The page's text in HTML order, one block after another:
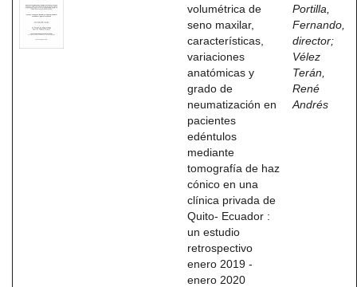
volumétrica de
seno maxilar,
características,
variaciones
anatómicas y
grado de
neumatización en
pacientes
edéntulos
mediante
tomografía de haz
cónico en una
clínica privada de
Quito- Ecuador :
un estudio
retrospectivo
enero 2019 -
enero 2020
Portilla,
Fernando,
director;
Vélez
Terán,
René
Andrés